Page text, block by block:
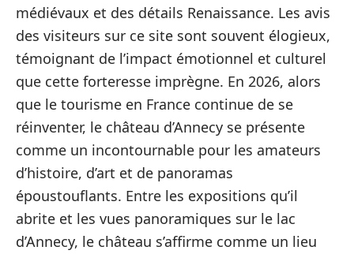
médiévaux et des détails Renaissance. Les avis
des visiteurs sur ce site sont souvent élogieux,
témoignant de l’impact émotionnel et culturel
que cette forteresse imprègne. En 2026, alors
que le tourisme en France continue de se
réinventer, le château d’Annecy se présente
comme un incontournable pour les amateurs
d’histoire, d’art et de panoramas
époustouflants. Entre les expositions qu’il
abrite et les vues panoramiques sur le lac
d’Annecy, le château s’affirme comme un lieu